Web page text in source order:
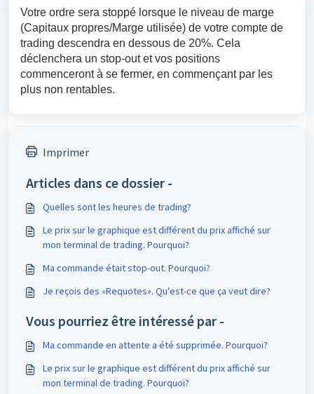
Votre ordre sera stoppé lorsque le niveau de marge
(Capitaux propres/Marge utilisée) de votre compte de
trading descendra en dessous de 20%. Cela
déclenchera un stop-out et vos positions
commenceront à se fermer, en commençant par les
plus non rentables.
Imprimer
Articles dans ce dossier -
Quelles sont les heures de trading?
Le prix sur le graphique est différent du prix affiché sur
mon terminal de trading. Pourquoi?
Ma commande était stop-out. Pourquoi?
Je reçois des «Requotes». Qu'est-ce que ça veut dire?
Vous pourriez être intéressé par -
Ma commande en attente a été supprimée. Pourquoi?
Le prix sur le graphique est différent du prix affiché sur
mon terminal de trading. Pourquoi?